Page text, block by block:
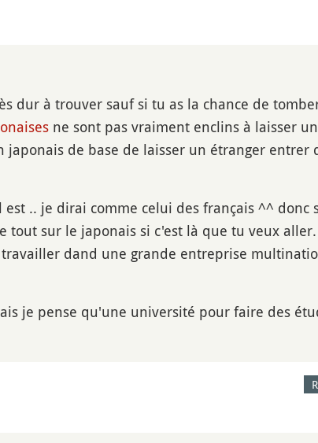
dur à trouver sauf si tu as la chance de
ne sont pas vraiment enclins à laisser un
de base de laisser un étranger entrer
.. je dirai comme celui des français ^^ donc
sur le japonais si c'est là que tu veux
dand une grande entreprise
je pense qu'une université pour faire des